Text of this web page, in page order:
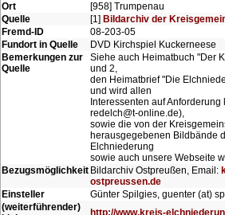
Ort
[958] Trumpenau
Quelle
[1] Bildarchiv der
Fremd-ID
08-203-05
Fundort in Quelle
DVD Kirchspiel Kuckerneese
Bemerkungen zur
Quelle
Siehe auch Heimatbuch "Der
und 2,
den Heimatbrief "Die
und wird allen
Interessenten auf
redelch@t-online.de),
sowie die von der
herausgegebenen Bildbände
Elchniederung
sowie auch unsere Webseite
Bezugsmöglichkeit Bildarchiv Ostpreußen, Email:
ostpreussen.de
Einsteller
Günter Spilgies, guenter (at)
(weiterführender)
http://www.kreis-